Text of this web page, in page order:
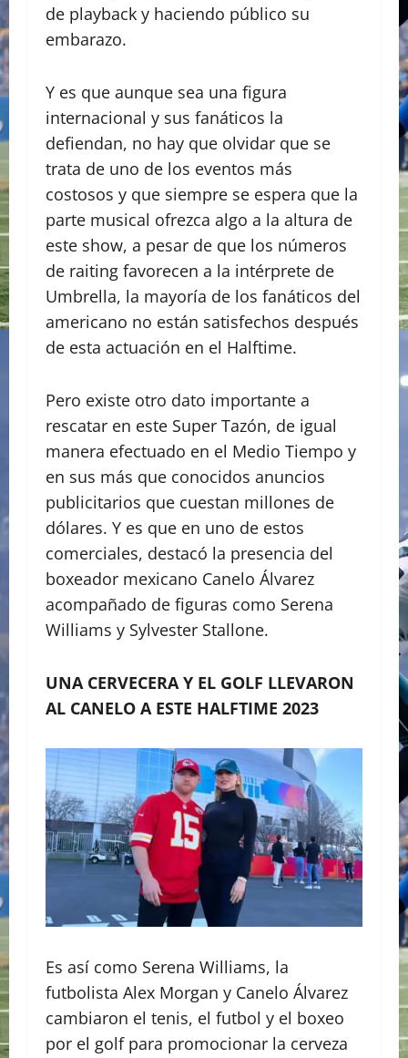
de playback y haciendo público su
embarazo.
Y es que aunque sea una figura
internacional y sus fanáticos la
defiendan, no hay que olvidar que se
trata de uno de los eventos más
costosos y que siempre se espera que la
parte musical ofrezca algo a la altura de
este show, a pesar de que los números
de raiting favorecen a la intérprete de
Umbrella, la mayoría de los fanáticos del
americano no están satisfechos después
de esta actuación en el Halftime.
Pero existe otro dato importante a
rescatar en este Super Tazón, de igual
manera efectuado en el Medio Tiempo y
en sus más que conocidos anuncios
publicitarios que cuestan millones de
dólares. Y es que en uno de estos
comerciales, destacó la presencia del
boxeador mexicano Canelo Álvarez
acompañado de figuras como Serena
Williams y Sylvester Stallone.
UNA CERVECERA Y EL GOLF LLEVARON
AL CANELO A ESTE HALFTIME 2023
Es así como Serena Williams, la
futbolista Alex Morgan y Canelo Álvarez
cambiaron el tenis, el futbol y el boxeo
por el golf para promocionar la cerveza